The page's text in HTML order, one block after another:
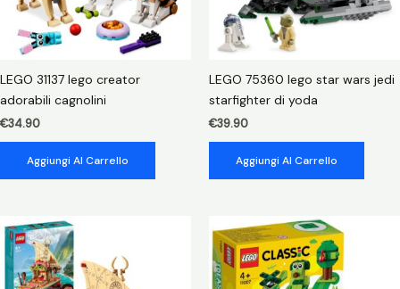
LEGO 31137 lego creator
adorabili cagnolini
€34.90
Aggiungi Al Carrello
LEGO 75360 lego star wars jedi
starfighter di yoda
€39.90
Aggiungi Al Carrello